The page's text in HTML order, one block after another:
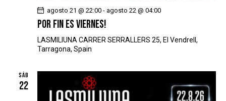
agosto 21 @ 22:00 - agosto 22 @ 04:00
POR FIN ES VIERNES!
LASMILIUNA CARRER SERRALLERS 25, El Vendrell,
Tarragona, Spain
SÁB
22